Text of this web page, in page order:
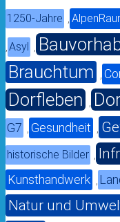
1250-Jahre ,
,Asyl ,
Brauchtum ,
Dorfleben ,
G7 , Gesundheit ,
historische Bilder ,
Kunsthandwerk ,
Natur und